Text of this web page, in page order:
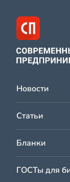
Новости
Статьи
Бланки
ГОСТы для